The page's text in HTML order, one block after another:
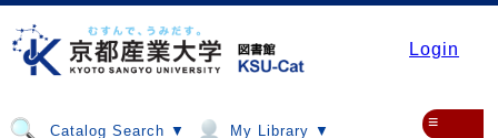
Login
Catalog Search ▼ My Library ▼ ≡